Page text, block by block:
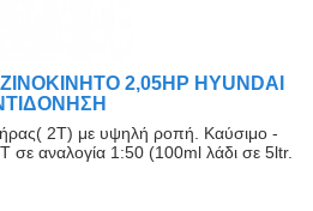
2,05HP HYUNDAI
2Τ) με υψηλή ροπή. Καύσιμο -
σε αναλογία 1:50 (100ml λάδι σε 5ltr.